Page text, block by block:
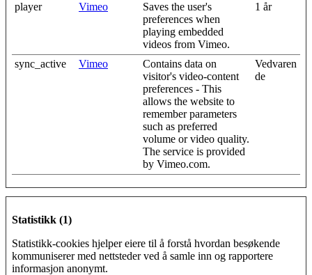
player
Vimeo
Saves the user's
preferences when
playing embedded
videos from Vimeo.
1 år
sync_active Vimeo
Contains data on
visitor's video-content
preferences - This
allows the website to
remember parameters
such as preferred
volume or video quality.
The service is provided
by Vimeo.com.
Vedvaren
de
Statistikk (1)
Statistikk-cookies hjelper eiere til å forstå hvordan besøkende
kommuniserer med nettsteder ved å samle inn og rapportere
informasjon anonymt.